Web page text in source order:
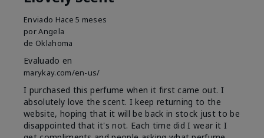
Enviado Hace 5 meses
porAngela
de Oklahoma
Evaluado en
marykay.com/en-us/
I purchased this perfume when it first came out. I
absolutely love the scent. I keep returning to the
website, hoping that it will be back in stock just to be
disappointed that it's not. Each time did I wear it I